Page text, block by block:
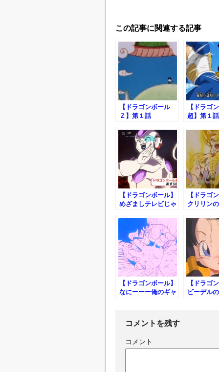
この記事に関連する記事
【ドラゴンボール
Ｚ】第１話
【ドラゴ
超】第１話
【ドラゴンボール】
めざましテレビじゃ
【ドラゴ
クリリン
【ドラゴンボール】
なにーーー俺のギャ
拳ＶＳギャリック砲
【ドラゴ
ビーデル
コメントを残す
コメント